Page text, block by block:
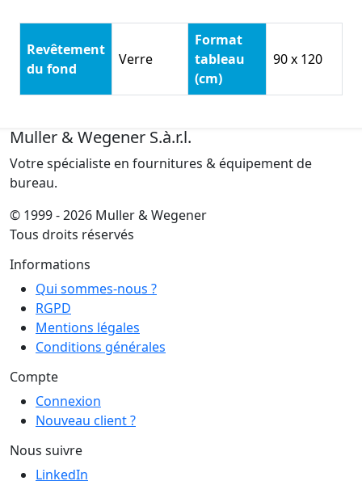
Revêtement
du fond
Verre
Format
tableau
(cm)
90 x 120
Muller & Wegener S.à.r.l.
Votre spécialiste en fournitures & équipement de
bureau.
© 1999 - 2026 Muller & Wegener
Tous droits réservés
Informations
Qui sommes-nous ?
RGPD
Mentions légales
Conditions générales
Compte
Connexion
Nouveau client ?
Nous suivre
LinkedIn